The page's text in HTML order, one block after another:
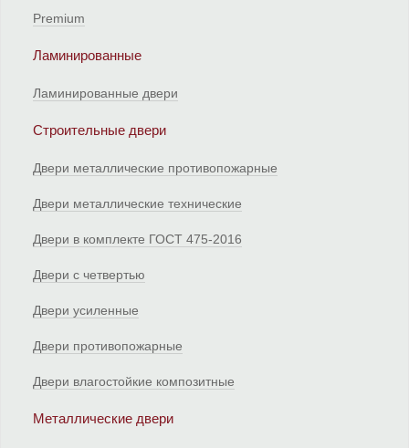
Premium
Ламинированные
Ламинированные двери
Строительные двери
Двери металлические противопожарные
Двери металлические технические
Двери в комплекте ГОСТ 475-2016
Двери с четвертью
Двери усиленные
Двери противопожарные
Двери влагостойкие композитные
Металлические двери